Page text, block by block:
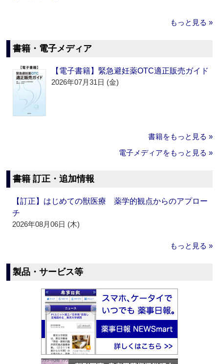
もっと見る »
書籍・電子メディア
【電子書籍】緊急避妊薬OTC適正販売ガイド
2026年07月31日 (金)
書籍をもっと見る »
電子メディアをもっと見る »
書籍 訂正・追加情報
【訂正】はじめての獣医療 薬学的観点からのアプロー
チ
2026年08月06日 (木)
もっと見る »
製品・サービス等